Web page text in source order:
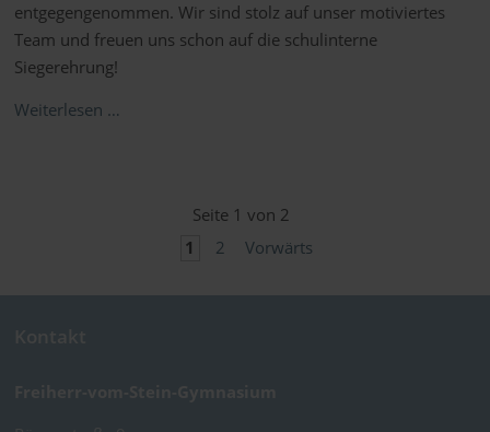
entgegengenommen. Wir sind stolz auf unser motiviertes
Team und freuen uns schon auf die schulinterne
Siegerehrung!
Weiterlesen …
Seite 1 von 2
1
2 Vorwärts